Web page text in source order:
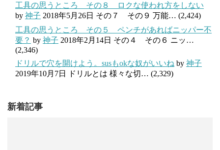
工具の思うところ その８ ロクな使われ方をしない
by 神子 2018年5月26日 その７ その９ 万能… (2,424)
工具の思うところ その５ ペンチがあればニッパー不
要？ by 神子 2018年2月14日 その４ その６ ニッ…
(2,346)
ドリルで穴を開けよう。susもokな奴がいいね by 神子
2019年10月7日
ドリルとは 様々な切… (2,329)
新着記事